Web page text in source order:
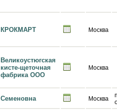
КРОКМАРТ Москва
Великоустюгская
кисте-щеточная
фабрика ООО
Москва
Семеновна Москва